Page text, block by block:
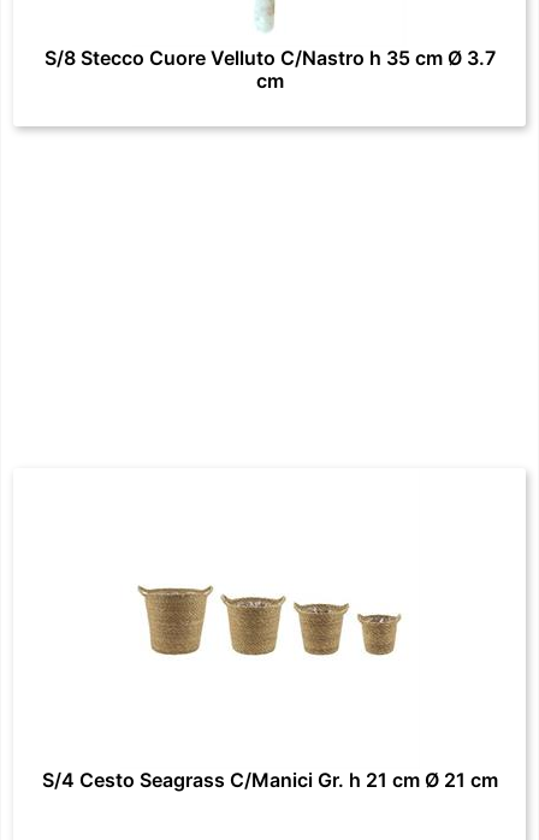
S/8 Stecco Cuore Velluto C/Nastro h 35 cm Ø 3.7
cm
S/4 Cesto Seagrass C/Manici Gr. h 21 cm Ø 21 cm